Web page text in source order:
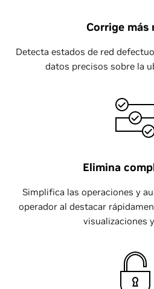
Corrige más
Detecta estados de red
datos precisos sobre la
Elimina
Simplifica las operaciones y
operador al destacar
visualizaciones